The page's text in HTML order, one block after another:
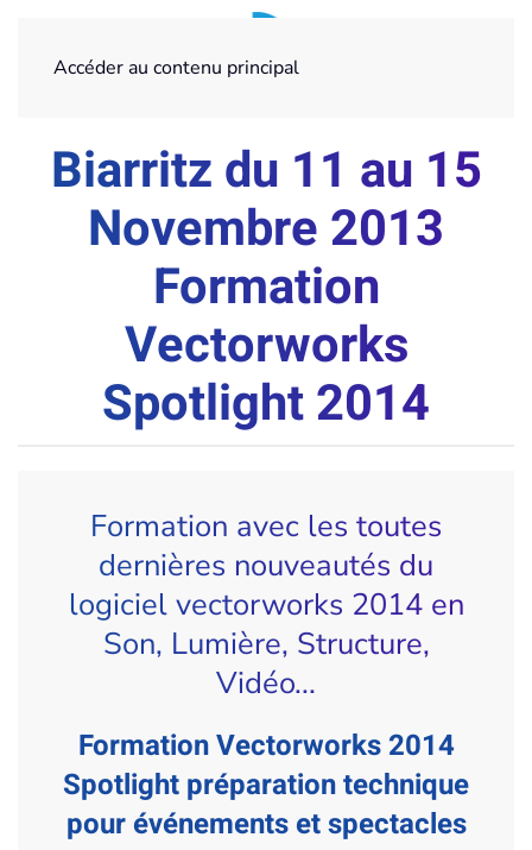
Accéder au contenu principal
Biarritz du 11 au 15
Novembre 2013
Formation
Vectorworks
Spotlight 2014
Formation avec les toutes
dernières nouveautés du
logiciel vectorworks 2014 en
Son, Lumière, Structure,
Vidéo...
Formation Vectorworks 2014
Spotlight préparation technique
pour événements et spectacles